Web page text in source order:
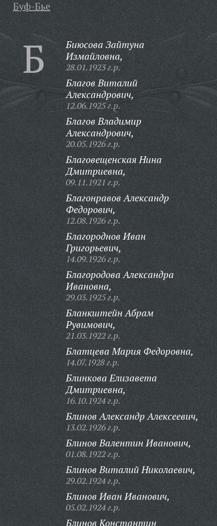
Буф-Бье
Б
Биюсова Зайтуна
Измайловна,
28.01.1923 г.р.
Благов Виталий
Александрович,
12.06.1925 г.р.
Благов Владимир
Александрович,
20.05.1926 г.р.
Благовещенская Нина
Дмитриевна,
09.11.1921 г.р.
Благонравов Александр
Федорович,
12.08.1926 г.р.
Благороднов Иван
Григорьевич,
14.09.1926 г.р.
Благородова Александра
Ивановна,
29.03.1925 г.р.
Бланкштейн Абрам
Рувимович,
21.03.1922 г.р.
Блатцева Мария Федоровна,
14.07.1928 г.р.
Блинкова Елизавета
Дмитриевна,
16.10.1924 г.р.
Блинов Александр Алексеевич,
13.02.1926 г.р.
Блинов Валентин Иванович,
01.08.1922 г.р.
Блинов Виталий Николаевич,
29.02.1924 г.р.
Блинов Иван Иванович,
05.02.1924 г.р.
Блинов Константин